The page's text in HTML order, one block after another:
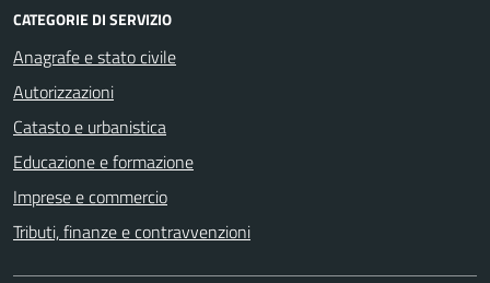
CATEGORIE DI SERVIZIO
Anagrafe e stato civile
Autorizzazioni
Catasto e urbanistica
Educazione e formazione
Imprese e commercio
Tributi, finanze e contravvenzioni